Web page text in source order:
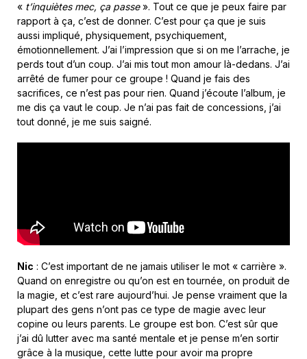
« t’inquiètes mec, ça passe». Tout ce que je peux faire par
rapport à ça, c’est de donner. C’est pour ça que je suis
aussi impliqué, physiquement, psychiquement,
émotionnellement. J’ai l’impression que si on me l’arrache, je
perds tout d’un coup. J’ai mis tout mon amour là-dedans. J’ai
arrêté de fumer pour ce groupe ! Quand je fais des
sacrifices, ce n’est pas pour rien. Quand j’écoute l’album, je
me dis ça vaut le coup. Je n’ai pas fait de concessions, j’ai
tout donné, je me suis saigné.
Nic : C’est important de ne jamais utiliser le mot « carrière ».
Quand on enregistre ou qu’on est en tournée, on produit de
la magie, et c’est rare aujourd’hui. Je pense vraiment que la
plupart des gens n’ont pas ce type de magie avec leur
copine ou leurs parents. Le groupe est bon. C’est sûr que
j’ai dû lutter avec ma santé mentale et je pense m’en sortir
grâce à la musique, cette lutte pour avoir ma propre